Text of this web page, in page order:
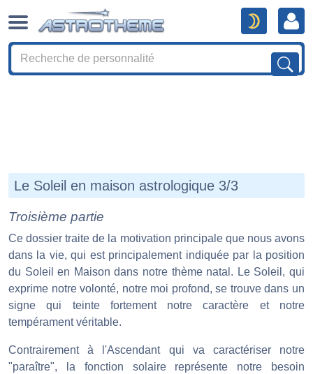
Le Soleil en maison astrologique 3/3
Troisième partie
Ce dossier traite de la motivation principale que nous avons
dans la vie, qui est principalement indiquée par la position
du Soleil en Maison dans notre thème natal. Le Soleil, qui
exprime notre volonté, notre moi profond, se trouve dans un
signe qui teinte fortement notre caractère et notre
tempérament véritable.
Contrairement à l'Ascendant qui va caractériser notre
"paraître", la fonction solaire représente notre besoin